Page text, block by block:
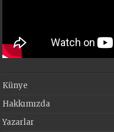
Künye
Hakkımızda
Yazarlar